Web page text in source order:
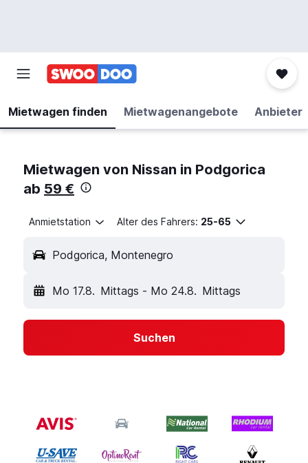
Mietwagen finden Mietwagenangebote Anbieter
Mietwagen von Nissan in Podgorica
ab 59 €
Anmietstation Alter des Fahrers: 25-65
Podgorica, Montenegro
Mo 17.8. Mittags - Mo 24.8. Mittags
Suchen